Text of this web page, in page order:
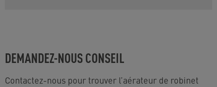
DEMANDEZ-NOUS CONSEIL
Contactez-nous pour trouver l’aérateur de robinet